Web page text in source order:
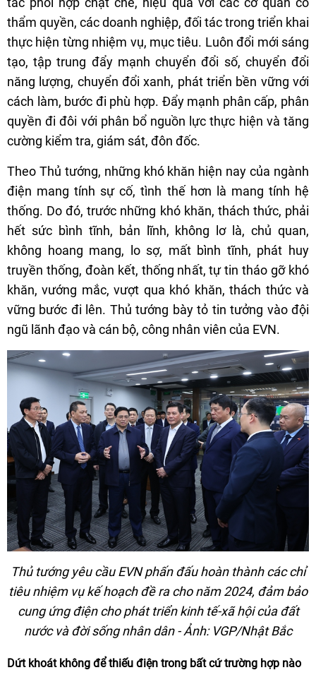
thẩm quyền, các doanh nghiệp, đối tác trong triển khai
thực hiện từng nhiệm vụ, mục tiêu. Luôn đổi mới sáng
tạo, tập trung đẩy mạnh chuyển đổi số, chuyển đổi
năng lượng, chuyển đổi xanh, phát triển bền vững với
cách làm, bước đi phù hợp. Đẩy mạnh phân cấp, phân
quyền đi đôi với phân bổ nguồn lực thực hiện và tăng
cường kiểm tra, giám sát, đôn đốc.
Theo Thủ tướng, những khó khăn hiện nay của ngành
điện mang tính sự cố, tình thế hơn là mang tính hệ
thống. Do đó, trước những khó khăn, thách thức, phải
hết sức bình tĩnh, bản lĩnh, không lơ là, chủ quan,
không hoang mang, lo sợ, mất bình tĩnh, phát huy
truyền thống, đoàn kết, thống nhất, tự tin tháo gỡ khó
khăn, vướng mắc, vượt qua khó khăn, thách thức và
vững bước đi lên. Thủ tướng bày tỏ tin tưởng vào đội
ngũ lãnh đạo và cán bộ, công nhân viên của EVN.
Thủ tướng yêu cầu EVN phấn đấu hoàn thành các chỉ
tiêu nhiệm vụ kế hoạch đề ra cho năm 2024, đảm bảo
cung ứng điện cho phát triển kinh tế-xã hội của đất
nước và đời sống nhân dân - Ảnh: VGP/Nhật Bắc
Dứt khoát không để thiếu điện trong bất cứ trường hợp nào